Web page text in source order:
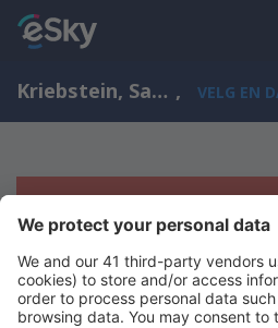
Kriebstein, Saxony, Tyskland , VELG EN
Beklager, søket ga
Prøv å søk etter andre kriterier